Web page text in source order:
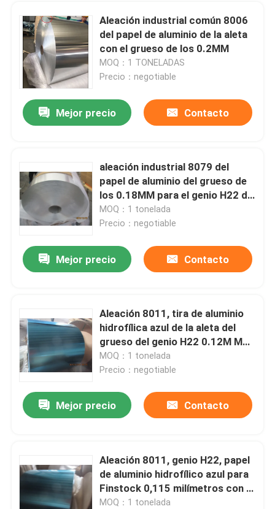
Aleación industrial común 8006
del papel de aluminio de la aleta
con el grueso de los 0.2MM
MOQ：1 TONELADAS
Precio：negotiable
Mejor precio Contacto
aleación industrial 8079 del
papel de aluminio del grueso de
los 0.18MM para el genio H22 del
aire acondicionado
MOQ：1 tonelada
Precio：negotiable
Mejor precio Contacto
Aleación 8011, tira de aluminio
hidrofílica azul de la aleta del
grueso del genio H22 0.12M M
para la bobina del cambiador de
calor, bobina del condensador
MOQ：1 tonelada
Precio：negotiable
Mejor precio Contacto
Aleación 8011, genio H22, papel
de aluminio hidrofílico azul para
Finstock 0,115 milímetros con la
diversa anchura para la bobina
MOQ：1 tonelada